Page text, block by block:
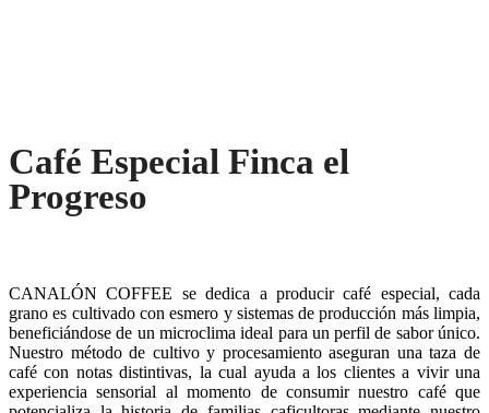
Café Especial Finca el
Progreso
CANALÓN COFFEE se dedica a producir café especial, cada
grano es cultivado con esmero y sistemas de producción más limpia,
beneficiándose de un microclima ideal para un perfil de sabor único.
Nuestro método de cultivo y procesamiento aseguran una taza de
café con notas distintivas, la cual ayuda a los clientes a vivir una
experiencia sensorial al momento de consumir nuestro café que